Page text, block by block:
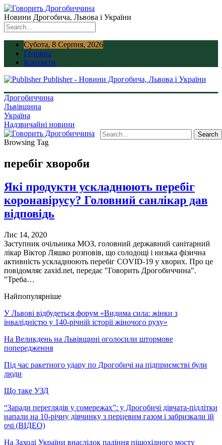
Новини Дрогобича, Львова і України
Субота, 8 Серпня, 2026
Головна
Контакти
Publisher - Новини Дрогобича, Львова і України
Дрогобиччина
Львівщина
Україна
Надзвичайні новини
Browsing Tag
перебіг хвороби
Які продукти ускладнюють перебіг
коронавірусу? Головний санлікар дав
відповідь
Лис 14, 2020
Заступник очільника МОЗ, головний державний санітарний
лікар Віктор Ляшко розповів, що солодощі і низька фізична
активність ускладнюють перебіг COVID-19 у хворих. Про це
повідомляє zaxid.net, передає "Говорить Дрогобиччина".
"Треба…
Найпопулярніше
У Львові відбудеться форум «Видима сила: жінки з
інвалідністю у 140-річній історії жіночого руху»
На Великдень на Львівщині оголосили штормове
попередження
Під час ракетного удару по Дрогобичі на підприємстві були
люди
Що таке УЗД
“Заради переглядів у сомережах”: у Дрогобичі дівчата-підлітки
напали на 10-річну дівчинку з перцевим газом і забризкали їй
очі (ВІДЕО)
На Заході України внаслідок падіння пішохідного мосту